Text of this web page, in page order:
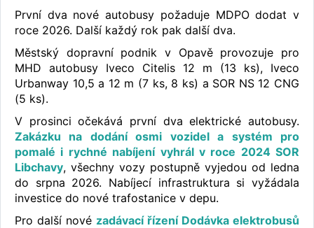
První dva nové autobusy požaduje MDPO dodat v
roce 2026. Další každý rok pak další dva.
Městský dopravní podnik v Opavě provozuje pro
MHD autobusy Iveco Citelis 12 m (13 ks), Iveco
Urbanway 10,5 a 12 m (7 ks, 8 ks) a SOR NS 12 CNG
(5 ks).
V prosinci očekává první dva elektrické autobusy.
Zakázku na dodání osmi vozidel a systém pro
pomalé i rychné nabíjení vyhrál v roce 2024 SOR
Libchavy, všechny vozy postupně vyjedou od ledna
do srpna 2026. Nabíjecí infrastruktura si vyžádala
investice do nové trafostanice v depu.
Pro další nové zadávací řízení Dodávka elektrobusů